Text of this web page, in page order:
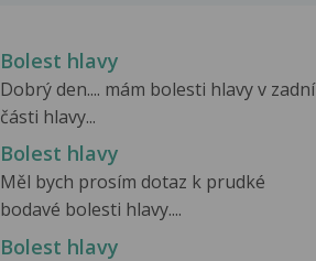
Bolest hlavy
Dobrý den.... mám bolesti hlavy v zadní
části hlavy...
Bolest hlavy
Měl bych prosím dotaz k prudké
bodavé bolesti hlavy....
Bolest hlavy